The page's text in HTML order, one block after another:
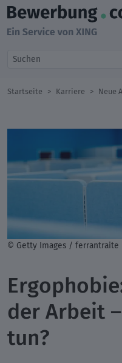
Startseite Karriere Neue
© Getty Images / ferrantraite
der Arbeit
tun?